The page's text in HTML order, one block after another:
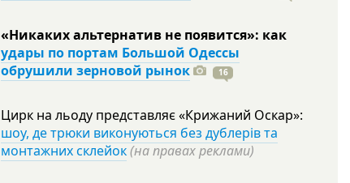
«Никаких альтернатив не появится»: как
удары по портам Большой Одессы
обрушили зерновой рынок
16
Цирк на льоду представляє «Крижаний Оскар»:
шоу, де трюки виконуються без дублерів та
монтажних склейок(на правах реклами)